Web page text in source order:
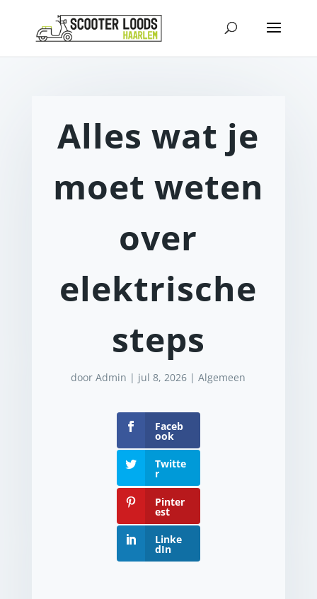
Alles wat je
moet weten
over
elektrische
steps
doorAdmin | jul 8, 2026 |Algemeen
Faceb
ook
Twitte
r
Pinter
est
Linke
dIn